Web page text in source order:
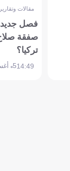
مقالات
فصل جديد
صفقة
تركيا؟
14:495 أغسطس 2026